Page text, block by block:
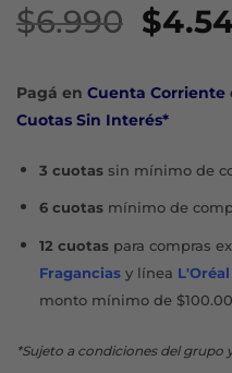
$6.990 El
era:
$
Pagá en Cuenta Corriente
Cuotas Sin Interés*
3 cuotassin mínimo de
6 cuotasmínimo de
12 cuotaspara compras
Fraganciasy línea
monto mínimo de
*Sujeto a condiciones del grupo